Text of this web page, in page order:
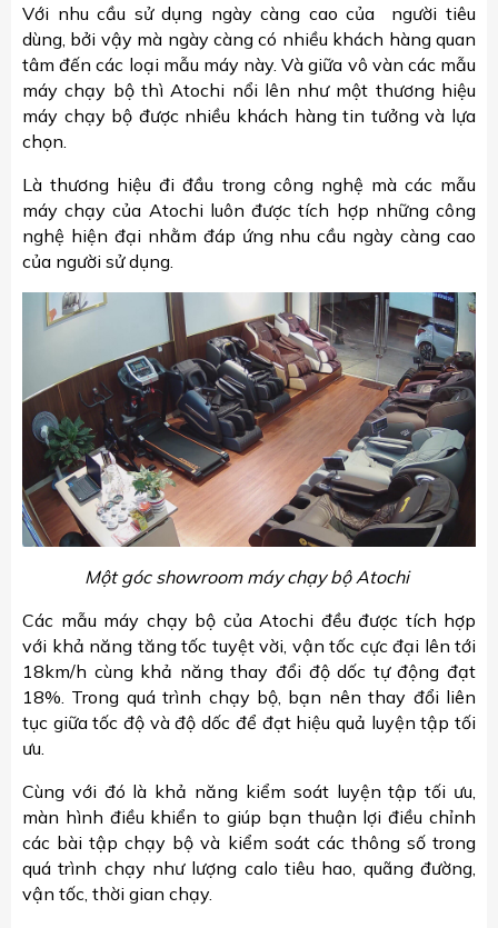
Với nhu cầu sử dụng ngày càng cao của người tiêu
dùng, bởi vậy mà ngày càng có nhiều khách hàng quan
tâm đến các loại mẫu máy này. Và giữa vô vàn các mẫu
máy chạy bộ thì Atochi nổi lên như một thương hiệu
máy chạy bộ được nhiều khách hàng tin tưởng và lựa
chọn.
Là thương hiệu đi đầu trong công nghệ mà các mẫu
máy chạy của Atochi luôn được tích hợp những công
nghệ hiện đại nhằm đáp ứng nhu cầu ngày càng cao
của người sử dụng.
Một góc showroom máy chạy bộ Atochi
Các mẫu máy chạy bộ của Atochi đều được tích hợp
với khả năng tăng tốc tuyệt vời, vận tốc cực đại lên tới
18km/h cùng khả năng thay đổi độ dốc tự động đạt
18%. Trong quá trình chạy bộ, bạn nên thay đổi liên
tục giữa tốc độ và độ dốc để đạt hiệu quả luyện tập tối
ưu.
Cùng với đó là khả năng kiểm soát luyện tập tối ưu,
màn hình điều khiển to giúp bạn thuận lợi điều chỉnh
các bài tập chạy bộ và kiểm soát các thông số trong
quá trình chạy như lượng calo tiêu hao, quãng đường,
vận tốc, thời gian chạy.